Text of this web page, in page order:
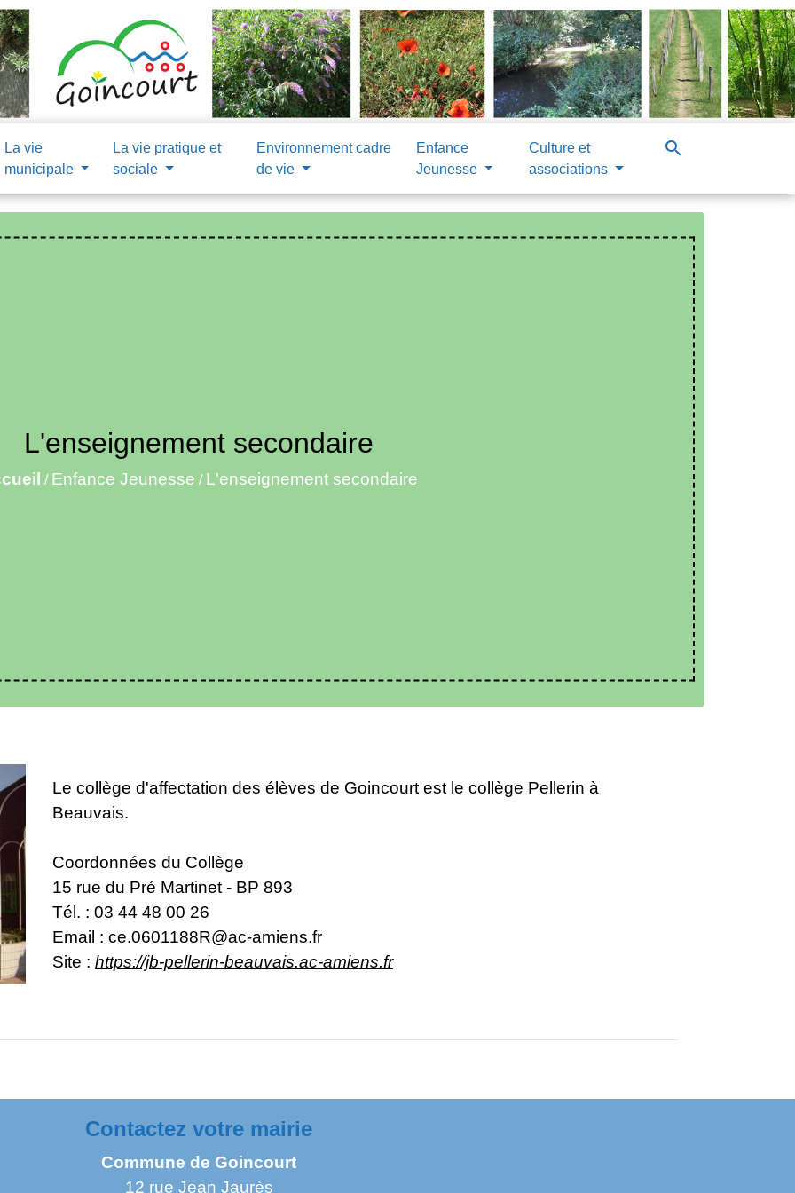
La vie
municipale
La vie pratique et
sociale
Environnement cadre
de vie
Enfance
Jeunesse
Culture et
associations
search
L'enseignement secondaire
/ Enfance Jeunesse / L'enseignement secondaire
Le collège d'affectation des élèves de Goincourt est le collège Pellerin à
Beauvais.
Coordonnées du Collège
15 rue du Pré Martinet - BP 893
Tél. : 03 44 48 00 26
Email : ce.0601188R@ac-amiens.fr
Site : https://jb-pellerin-beauvais.ac-amiens.fr
Contactez votre mairie
Commune de Goincourt
12 rue Jean Jaurès